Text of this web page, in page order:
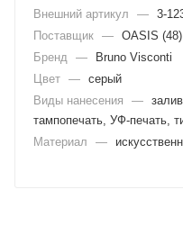
Внешний артикул — 3-
Поставщик — OASIS (48)
Бренд
—
Bruno Visconti
Цвет — серый
Виды нанесения
—
тампопечать, УФ-печать,
Материал
—